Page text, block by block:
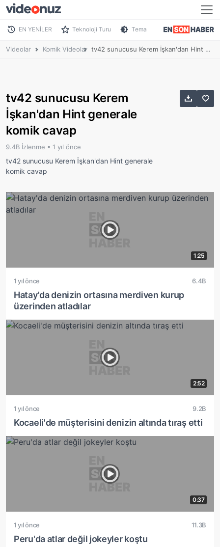
EN YENİLER Teknoloji Turu Tema
Videolar Komik Videolar tv42 sunucusu Kerem İşkan'dan Hint generale komik cavap
tv42 sunucusu Kerem
İşkan'dan Hint generale
komik cavap
9.4B İzlenme • 1 yıl önce
tv42 sunucusu Kerem İşkan'dan Hint generale
komik cavap
1:25
1 yıl önce 6.4B
Hatay'da denizin ortasına merdiven kurup
üzerinden atladılar
2:52
1 yıl önce 9.2B
Kocaeli'de müşterisini denizin altında tıraş etti
0:37
1 yıl önce 11.3B
Peru'da atlar değil jokeyler koştu